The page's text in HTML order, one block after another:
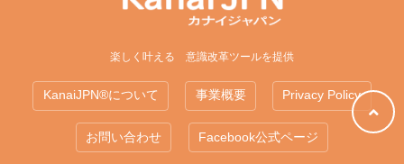
楽しく叶える 意識改革ツールを提供
KanaiJPN®について 事業概要 Privacy Policy
お問い合わせ Facebook公式ページ